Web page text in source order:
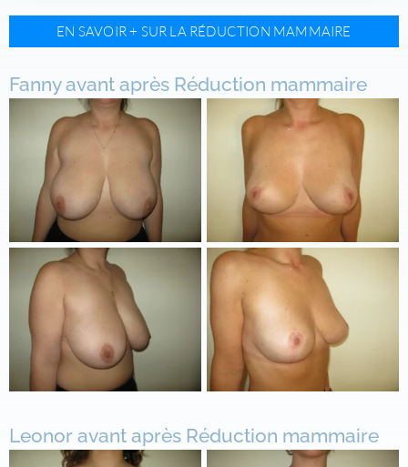
EN SAVOIR + SUR LA RÉDUCTION MAMMAIRE
Fanny avant après Réduction mammaire
Leonor avant après Réduction mammaire